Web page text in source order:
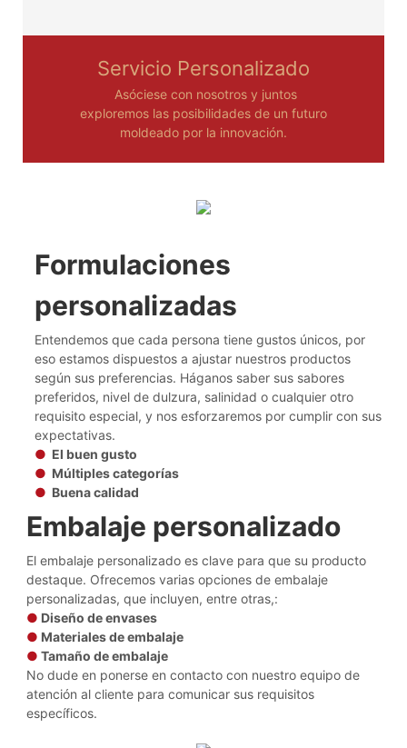
Servicio Personalizado
Asóciese con nosotros y juntos
exploremos las posibilidades de un futuro
moldeado por la innovación.
Formulaciones
personalizadas
Entendemos que cada persona tiene gustos únicos, por
eso estamos dispuestos a ajustar nuestros productos
según sus preferencias. Háganos saber sus sabores
preferidos, nivel de dulzura, salinidad o cualquier otro
requisito especial, y nos esforzaremos por cumplir con sus
expectativas.
● El buen gusto
● Múltiples categorías
● Buena calidad
Embalaje personalizado
El embalaje personalizado es clave para que su producto
destaque. Ofrecemos varias opciones de embalaje
personalizadas, que incluyen, entre otras,:
● Diseño de envases
● Materiales de embalaje
●Tamaño de embalaje
No dude en ponerse en contacto con nuestro equipo de
atención al cliente para comunicar sus requisitos
específicos.